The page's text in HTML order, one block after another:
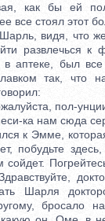
как бы ей
все стоял этот
видя, что
развлечься к
в аптеке, был
так, что
пол-унции
ка нам сюда
к Эмме,
побудьте здесь,
сойдет.
Шарля
бросало